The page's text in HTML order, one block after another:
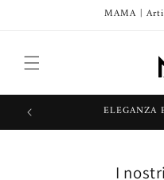
MAMA |
ELEGANZA
I